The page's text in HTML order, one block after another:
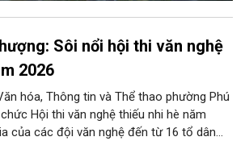
Sôi nổi hội thi văn nghệ
2026
hóa, Thông tin và Thể thao phường Phú
Hội thi văn nghệ thiếu nhi hè năm
của các đội văn nghệ đến từ 16 tổ dân